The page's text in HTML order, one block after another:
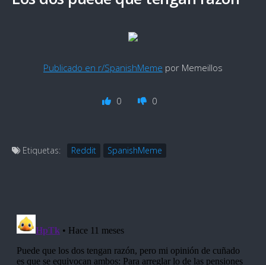
Publicado en r/SpanishMeme por Memeillos
0 0
Etiquetas: Reddit SpanishMeme